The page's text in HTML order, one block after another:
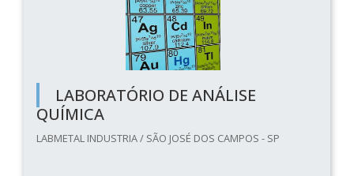
LABORATÓRIO DE ANÁLISE
QUÍMICA
LABMETAL INDUSTRIA / SÃO JOSÉ DOS CAMPOS - SP